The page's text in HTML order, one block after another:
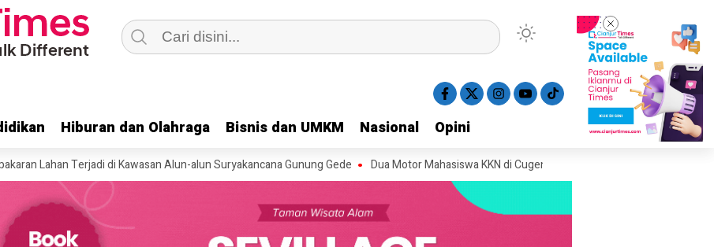
Hiburan dan Olahraga Bisnis dan UMKM Nasional Opini
Hiburan dan Olahraga Bisnis dan UMKM Nasional Opini
Terjadi di Kawasan Alun-alun Suryakancana Gunung Gede Dua Motor Mahasiswa KKN di Cugenang Cianjur Hilang, Aksi Pelaku Terekam